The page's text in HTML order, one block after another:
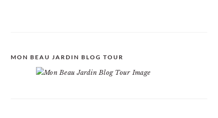
MON BEAU JARDIN BLOG TOUR